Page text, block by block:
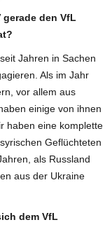
gerade den VfL
Jahren in Sachen
Als im Jahr
vor allem aus
einige von ihnen
haben eine komplette
Geflüchteten
als Russland
aus der Ukraine
dem VfL